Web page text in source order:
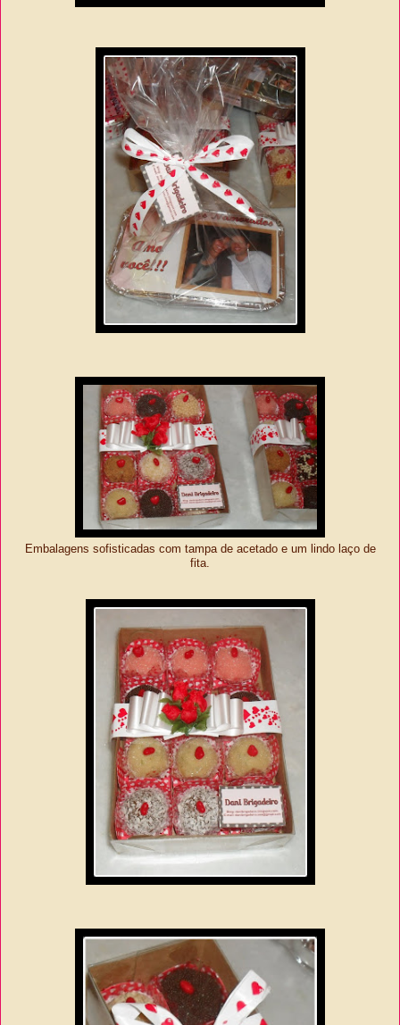
Embalagens sofisticadas com tampa de acetado e um lindo laço de
fita.